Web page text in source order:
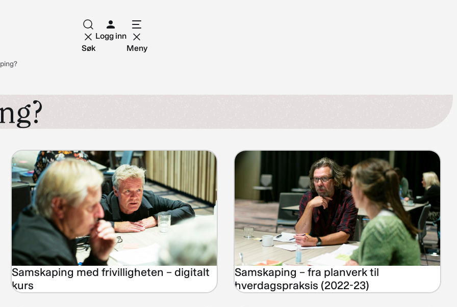
Søk
Logg inn
Meny
Samskaping med frivilligheten – digitalt
kurs
Samskaping – fra planverk til
hverdagspraksis (2022-23)